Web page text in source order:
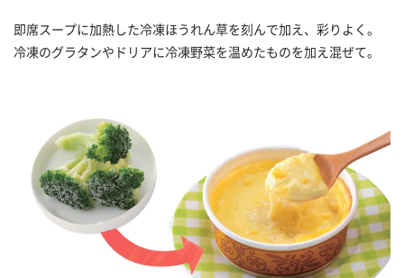
即席スープに加熱した冷凍ほうれん草を刻んで加え、彩りよく。
冷凍のグラタンやドリアに冷凍野菜を温めたものを加え混ぜて。